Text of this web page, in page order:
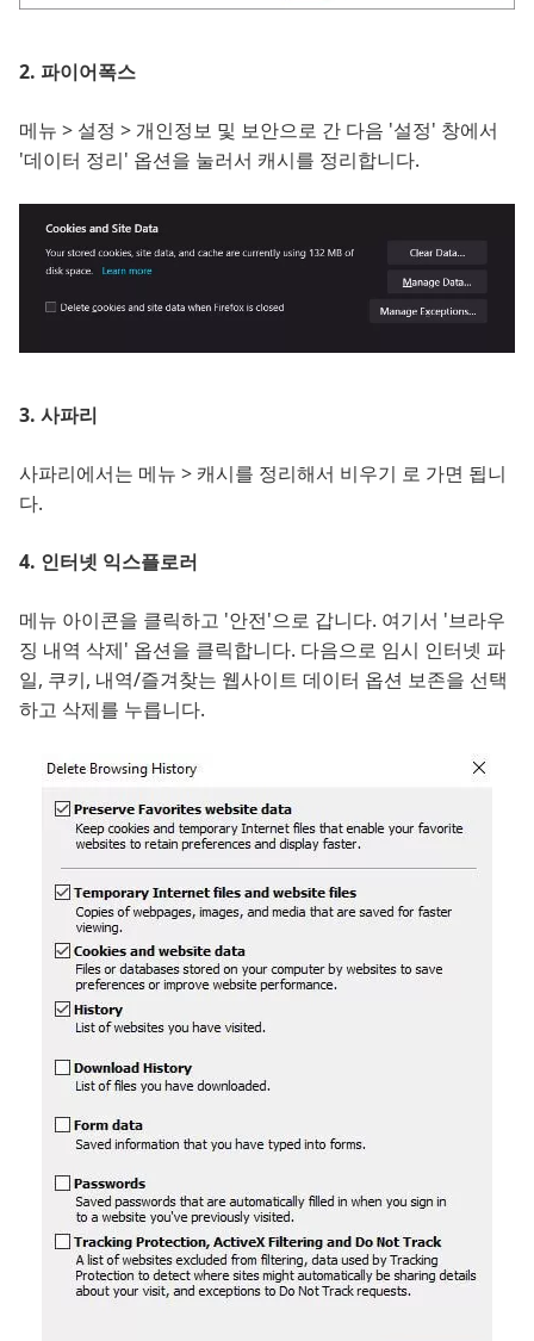
2. 파이어폭스
메뉴 > 설정 > 개인정보 및 보안으로 간 다음 '설정' 창에서
'데이터 정리' 옵션을 눌러서 캐시를 정리합니다.
3. 사파리
사파리에서는 메뉴 > 캐시를 정리해서 비우기 로 가면 됩니
다.
4. 인터넷 익스플로러
메뉴 아이콘을 클릭하고 '안전'으로 갑니다. 여기서 '브라우
징 내역 삭제' 옵션을 클릭합니다. 다음으로 임시 인터넷 파
일, 쿠키, 내역/즐겨찾는 웹사이트 데이터 옵션 보존을 선택
하고 삭제를 누릅니다.